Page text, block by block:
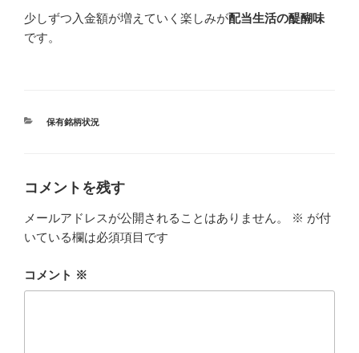
少しずつ入金額が増えていく楽しみが配当生活の醍醐味
です。
カ
保有銘柄状況
コメントを残す
メールアドレスが公開されることはありません。 ※ が付
いている欄は必須項目です
コメント ※